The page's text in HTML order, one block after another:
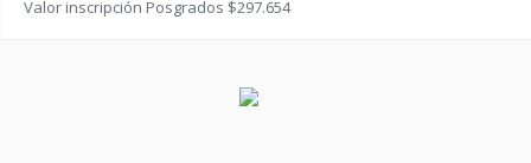
Valor inscripción Posgrados $297.654